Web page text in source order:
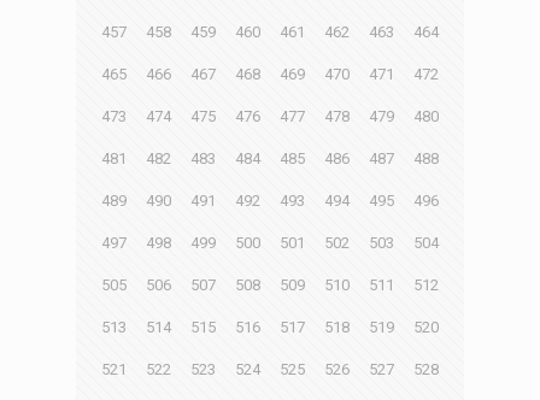
457 458 459 460 461 462 463 464
465 466 467 468 469 470 471 472
473 474 475 476 477 478 479 480
481 482 483 484 485 486 487 488
489 490 491 492 493 494 495 496
497 498 499 500 501 502 503 504
505 506 507 508 509 510 511 512
513 514 515 516 517 518 519 520
521 522 523 524 525 526 527 528